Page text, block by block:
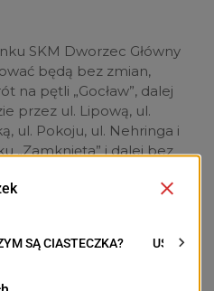
SKM Dworzec Główny
będą bez zmian,
na pętli „Gocław”, dalej
przez ul. Lipową, ul.
ul. Pokoju, ul. Nehringa i
„Zamknięta” i dalej bez
Dodatkowo uruchomione
z linią 58 w kierunku